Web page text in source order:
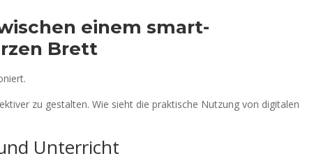
einem smart-
Brett
zu gestalten. Wie sieht die praktische Nutzung von digitalen
Unterricht